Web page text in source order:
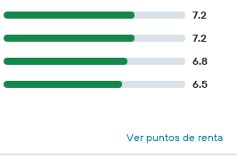
7.2
7.2
6.8
6.5
Ver puntos de renta